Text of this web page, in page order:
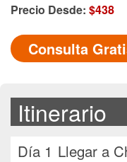
Precio Desde: $438
Consulta
Itinerario
Día 1 Llegar a